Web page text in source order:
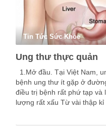
Tin Tức Sức Khỏe
Ung thư thực quản
1.Mở đầu. Tại Việt Nam,
bệnh ung thư ít gặp ở
điều trị bệnh rất phứ tạp và
lượng rất xấu Từ vài thập kỉ